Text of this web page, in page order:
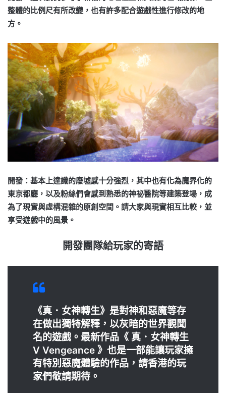
整體的比例尺有所改變，也有許多配合遊戲性進行修改的地
方。
開發：基本上達識的廢墟感十分強烈，其中也有化為魔界化的
東京都廳，以及粉絲們會感到熟悉的神祕醫院等建築登場，成
為了現實與虛構混雜的原創空間。請大家與現實相互比較，並
享受遊戲中的風景。
開發團隊給玩家的寄語
《真．女神轉生》是對神和惡魔等存
在做出獨特解釋，以灰暗的世界觀聞
名的遊戲。 最新作品《 真．女神轉生
Ⅴ Vengeance 》也是一部能讓玩家擁
有特別惡魔體驗的作品，請香港的玩
家們敬請期待。